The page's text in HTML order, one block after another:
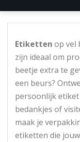
Etiketten op vel
zijn ideaal om
beetje extra te
een beurs?
persoonlijk
bedankjes of
maak je
etiketten die